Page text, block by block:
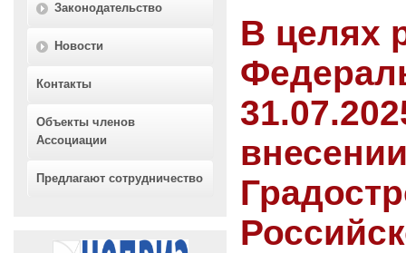
Законодательство
Новости
Контакты
Объекты членов
Ассоциации
Предлагают сотрудничество
В целях